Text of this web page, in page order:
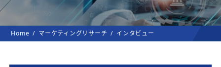
Home マーケティングリサーチ インタビュー